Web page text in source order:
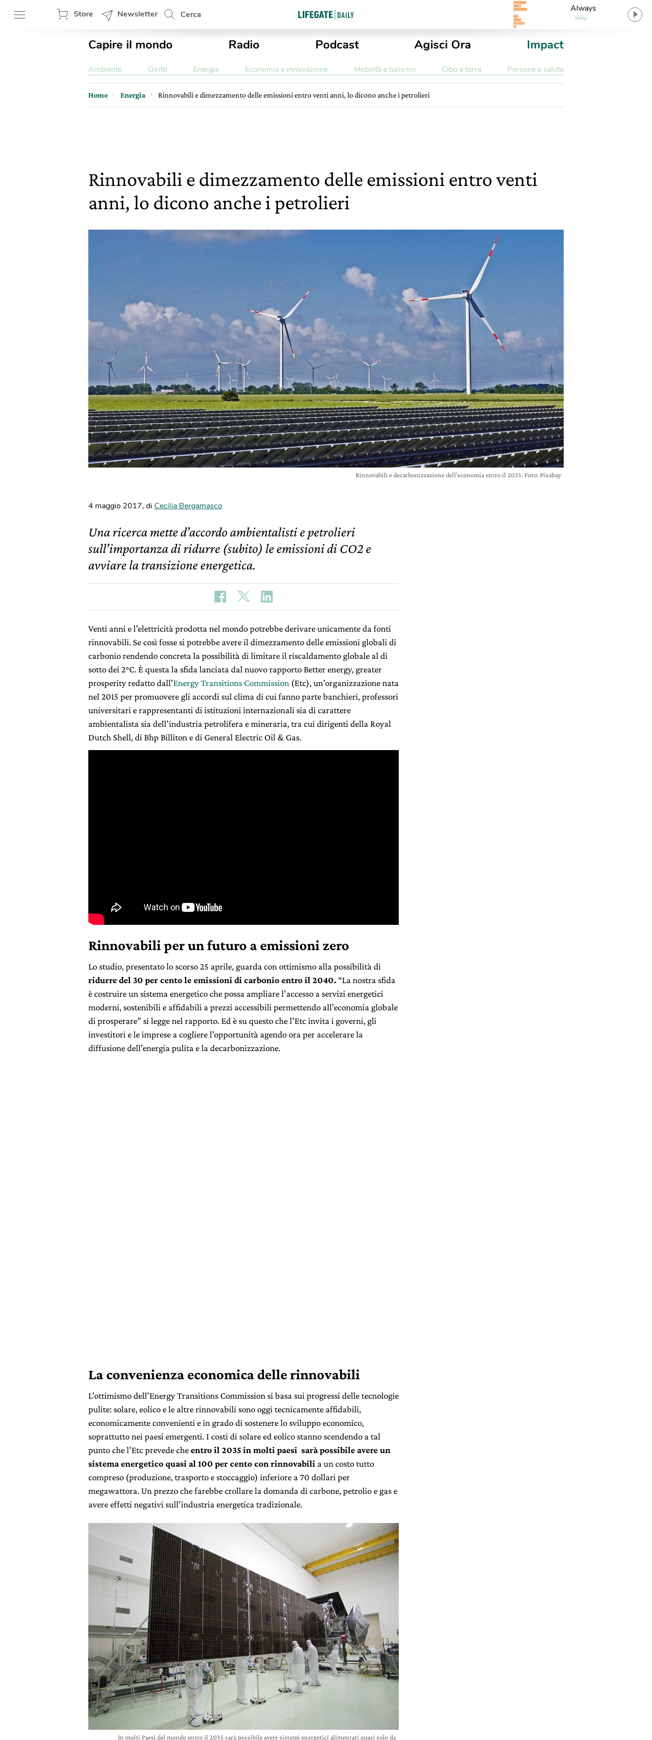
Store Newsletter Cerca
Always
Junip
Capire il mondo Radio Podcast Agisci Ora Impact
Ambiente Diritti Energia Economia e innovazione Mobilità e turismo Cibo e terra Persone e salute
Home Energia Rinnovabili e dimezzamento delle emissioni entro venti anni, lo dicono anche i petrolieri
Rinnovabili e dimezzamento delle emissioni entro venti
anni, lo dicono anche i petrolieri
Rinnovabili e decarbonizzazione dell'economia entro il 2035. Foto: Pixabay
4 maggio 2017, di Cecilia Bergamasco
Una ricerca mette d’accordo ambientalisti e petrolieri
sull’importanza di ridurre (subito) le emissioni di CO2 e
avviare la transizione energetica.
Venti anni e l’elettricità prodotta nel mondo potrebbe derivare unicamente da fonti
rinnovabili. Se così fosse si potrebbe avere il dimezzamento delle emissioni globali di
carbonio rendendo concreta la possibilità di limitare il riscaldamento globale al di
sotto dei 2°C. È questa la sfida lanciata dal nuovo rapporto Better energy, greater
prosperity redatto dall’Energy Transitions Commission (Etc), un’organizzazione nata
nel 2015 per promuovere gli accordi sul clima di cui fanno parte banchieri, professori
universitari e rappresentanti di istituzioni internazionali sia di carattere
ambientalista sia dell’industria petrolifera e mineraria, tra cui dirigenti della Royal
Dutch Shell, di Bhp Billiton e di General Electric Oil & Gas.
Rinnovabili per un futuro a emissioni zero
Lo studio, presentato lo scorso 25 aprile, guarda con ottimismo alla possibilità di
ridurre del 30 per cento le emissioni di carbonio entro il 2040. “La nostra sfida
è costruire un sistema energetico che possa ampliare l’accesso a servizi energetici
moderni, sostenibili e affidabili a prezzi accessibili permettendo all’economia globale
di prosperare” si legge nel rapporto. Ed è su questo che l’Etc invita i governi, gli
investitori e le imprese a cogliere l’opportunità agendo ora per accelerare la
diffusione dell’energia pulita e la decarbonizzazione.
La convenienza economica delle rinnovabili
L’ottimismo dell’Energy Transitions Commission si basa sui progressi delle tecnologie
pulite: solare, eolico e le altre rinnovabili sono oggi tecnicamente affidabili,
economicamente convenienti e in grado di sostenere lo sviluppo economico,
soprattutto nei paesi emergenti. I costi di solare ed eolico stanno scendendo a tal
punto che l’Etc prevede cheentro il 2035 in molti paesi sarà possibile avere un
sistema energetico quasi al 100 per cento con rinnovabili a un costo tutto
compreso (produzione, trasporto e stoccaggio) inferiore a 70 dollari per
megawattora. Un prezzo che farebbe crollare la domanda di carbone, petrolio e gas e
avere effetti negativi sull’industria energetica tradizionale.
In molti Paesi del mondo entro il 2035 sarà possibile avere sistemi energetici alimentati quasi solo da